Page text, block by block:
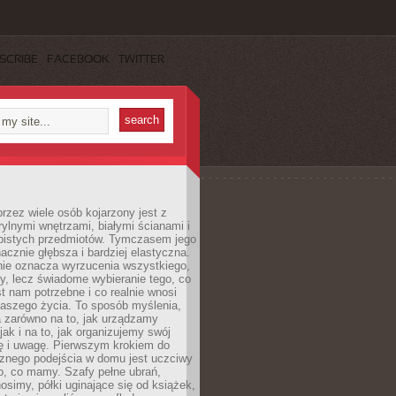
FACEBOOK TWITTER
wiele osób kojarzony jest z
wnętrzami, białymi ścianami i
przedmiotów. Tymczasem jego
głębsza i bardziej elastyczna.
oznacza wyrzucenia wszystkiego,
lecz świadome wybieranie tego, co
nam potrzebne i co realnie wnosi
życia. To sposób myślenia,
zarówno na to, jak urządzamy
i na to, jak organizujemy swój
i uwagę. Pierwszym krokiem do
podejścia w domu jest uczciwy
co mamy. Szafy pełne ubrań,
półki uginające się od książek,